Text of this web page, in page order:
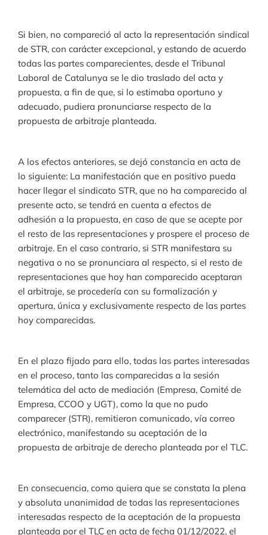
Si bien, no compareció al acto la representación sindical
de STR, con carácter excepcional, y estando de acuerdo
todas las partes comparecientes, desde el Tribunal
Laboral de Catalunya se le dio traslado del acta y
propuesta, a fin de que, si lo estimaba oportuno y
adecuado, pudiera pronunciarse respecto de la
propuesta de arbitraje planteada.
A los efectos anteriores, se dejó constancia en acta de
lo siguiente: La manifestación que en positivo pueda
hacer llegar el sindicato STR, que no ha comparecido al
presente acto, se tendrá en cuenta a efectos de
adhesión a la propuesta, en caso de que se acepte por
el resto de las representaciones y prospere el proceso de
arbitraje. En el caso contrario, si STR manifestara su
negativa o no se pronunciara al respecto, si el resto de
representaciones que hoy han comparecido aceptaran
el arbitraje, se procedería con su formalización y
apertura, única y exclusivamente respecto de las partes
hoy comparecidas.
En el plazo fijado para ello, todas las partes interesadas
en el proceso, tanto las comparecidas a la sesión
telemática del acto de mediación (Empresa, Comité de
Empresa, CCOO y UGT), como la que no pudo
comparecer (STR), remitieron comunicado, vía correo
electrónico, manifestando su aceptación de la
propuesta de arbitraje de derecho planteada por el TLC.
En consecuencia, como quiera que se constata la plena
y absoluta unanimidad de todas las representaciones
interesadas respecto de la aceptación de la propuesta
planteada por el TLC en acta de fecha 01/12/2022, el